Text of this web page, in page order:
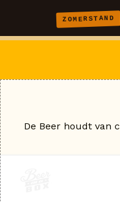
ZOMERSTAND
De Beer houdt van